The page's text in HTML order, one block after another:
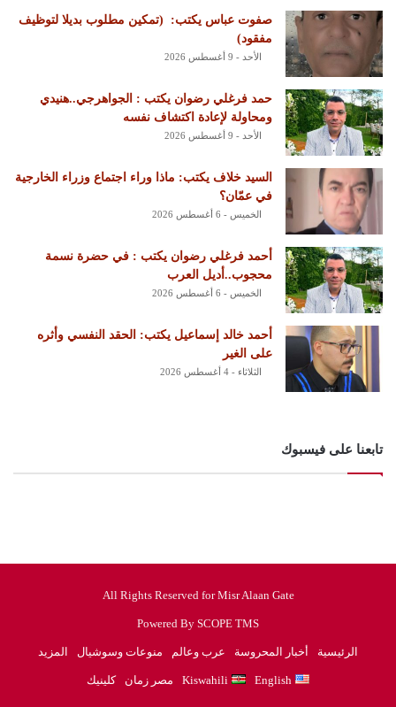
‏صفوت عباس يكتب: ‏ ‏(تمكين مطلوب بديلا لتوظيف
مفقود)
الأحد - 9 أغسطس 2026
حمد فرغلي رضوان يكتب : الجواهرجي..هنيدي
ومحاولة لإعادة اكتشاف نفسه
الأحد - 9 أغسطس 2026
السيد خلاف يكتب: ماذا وراء اجتماع وزراء الخارجية
في عمّان؟
الخميس - 6 أغسطس 2026
أحمد فرغلي رضوان يكتب : في حضرة نسمة
محجوب..أديل العرب
الخميس - 6 أغسطس 2026
أحمد خالد إسماعيل يكتب: الحقد النفسي وأثره
على الغير
الثلاثاء - 4 أغسطس 2026
تابعنا على فيسبوك
All Rights Reserved for Misr Alaan Gate
Powered By SCOPE TMS
الرئيسية أخبار المحروسة عرب وعالم منوعات وسوشيال المزيد
English
Kiswahili مصر زمان كلينيك